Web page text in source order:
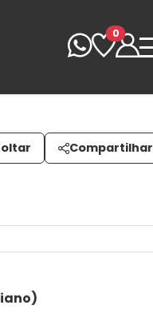
0
Compartilhar